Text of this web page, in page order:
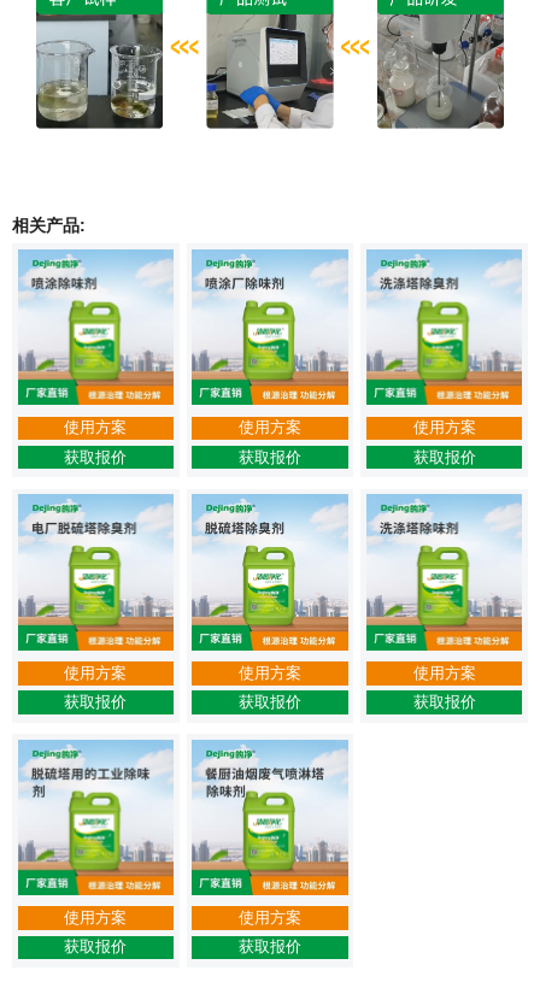
相关产品:
使用方案
获取报价
使用方案
获取报价
使用方案
获取报价
使用方案
获取报价
使用方案
获取报价
使用方案
获取报价
使用方案
获取报价
使用方案
获取报价